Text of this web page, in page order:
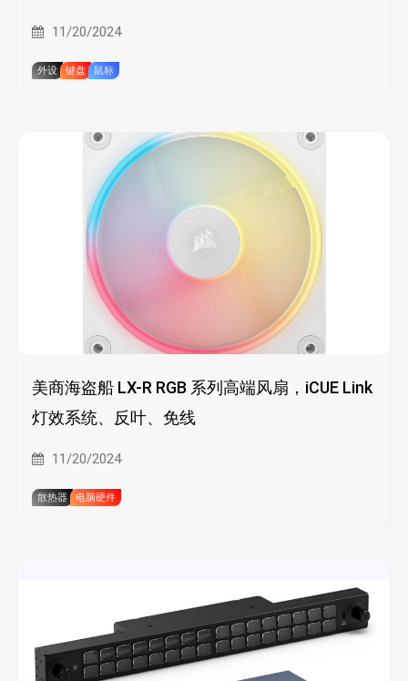
11/20/2024
外设 键盘 鼠标
美商海盗船 LX-R RGB 系列高端风扇，iCUE Link
灯效系统、反叶、免线
11/20/2024
散热器 电脑硬件